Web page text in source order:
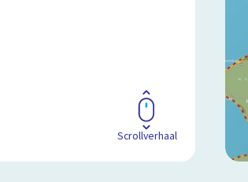
Scrollverhaal